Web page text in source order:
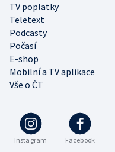
TV poplatky
Teletext
Podcasty
Počasí
E-shop
Mobilní a TV aplikace
Vše o ČT
Instagram Facebook